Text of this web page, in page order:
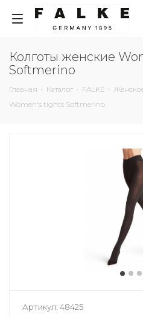
Колготы женские
Softmerino
Главная - Каталог - FALKE -
Women's tights Softmerino
Артикул: 48425